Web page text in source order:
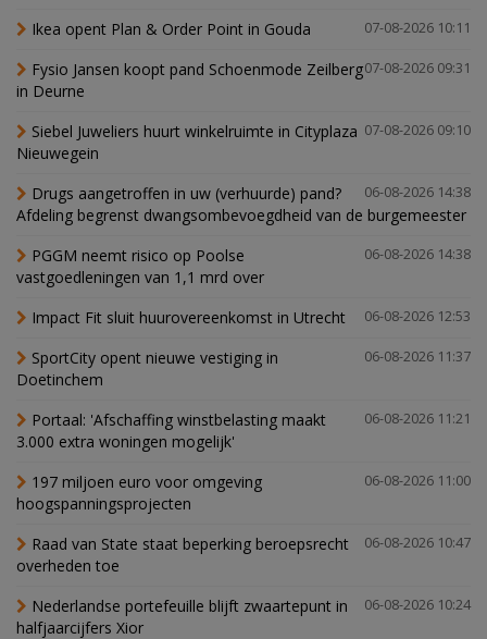
07-08-2026 10:11
Ikea opent Plan & Order Point in Gouda
07-08-2026 09:31
Fysio Jansen koopt pand Schoenmode Zeilberg
in Deurne
07-08-2026 09:10
Siebel Juweliers huurt winkelruimte in Cityplaza
Nieuwegein
06-08-2026 14:38
Drugs aangetroffen in uw (verhuurde) pand?
Afdeling begrenst dwangsombevoegdheid van de burgemeester
06-08-2026 14:38
PGGM neemt risico op Poolse
vastgoedleningen van 1,1 mrd over
06-08-2026 12:53
Impact Fit sluit huurovereenkomst in Utrecht
06-08-2026 11:37
SportCity opent nieuwe vestiging in
Doetinchem
06-08-2026 11:21
Portaal: 'Afschaffing winstbelasting maakt
3.000 extra woningen mogelijk'
06-08-2026 11:00
197 miljoen euro voor omgeving
hoogspanningsprojecten
06-08-2026 10:47
Raad van State staat beperking beroepsrecht
overheden toe
06-08-2026 10:24
Nederlandse portefeuille blijft zwaartepunt in
halfjaarcijfers Xior